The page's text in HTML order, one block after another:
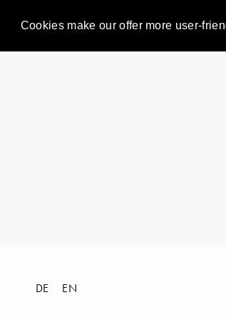
Cookies make our offer more user-
DE EN